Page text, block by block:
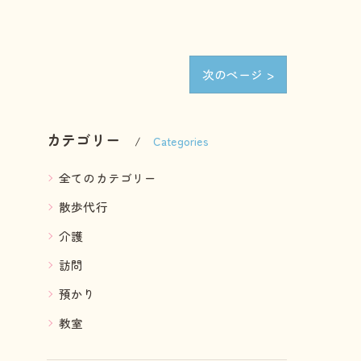
次のページ >
カテゴリー Categories
全てのカテゴリー
散歩代行
介護
訪問
預かり
教室